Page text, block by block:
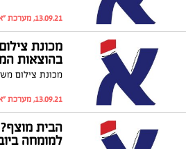
13.09.21, מערכת "אשקלונים"
מכונת
בהוצאות
13.09.21, מערכת "אשקלונים"
הבית
למומחה